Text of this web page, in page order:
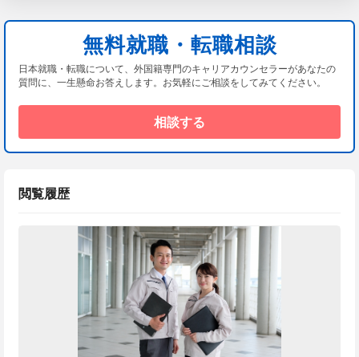
無料就職・転職相談
日本就職・転職について、外国籍専門のキャリアカウンセラーがあなたの
質問に、一生懸命お答えします。お気軽にご相談をしてみてください。
相談する
閲覧履歴